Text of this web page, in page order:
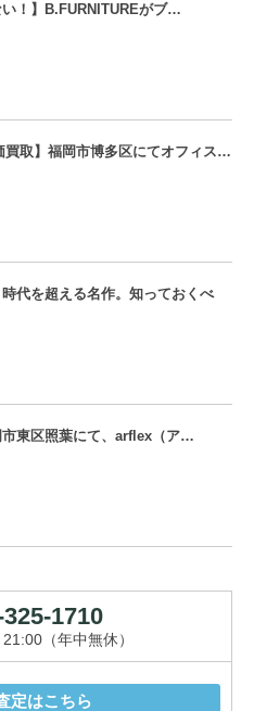
い！】B.FURNITUREがブ…
買取】福岡市博多区にてオフィス…
時代を超える名作。知っておくべ
市東区照葉にて、arflex（ア…
1710
（年中無休）
定はこちら